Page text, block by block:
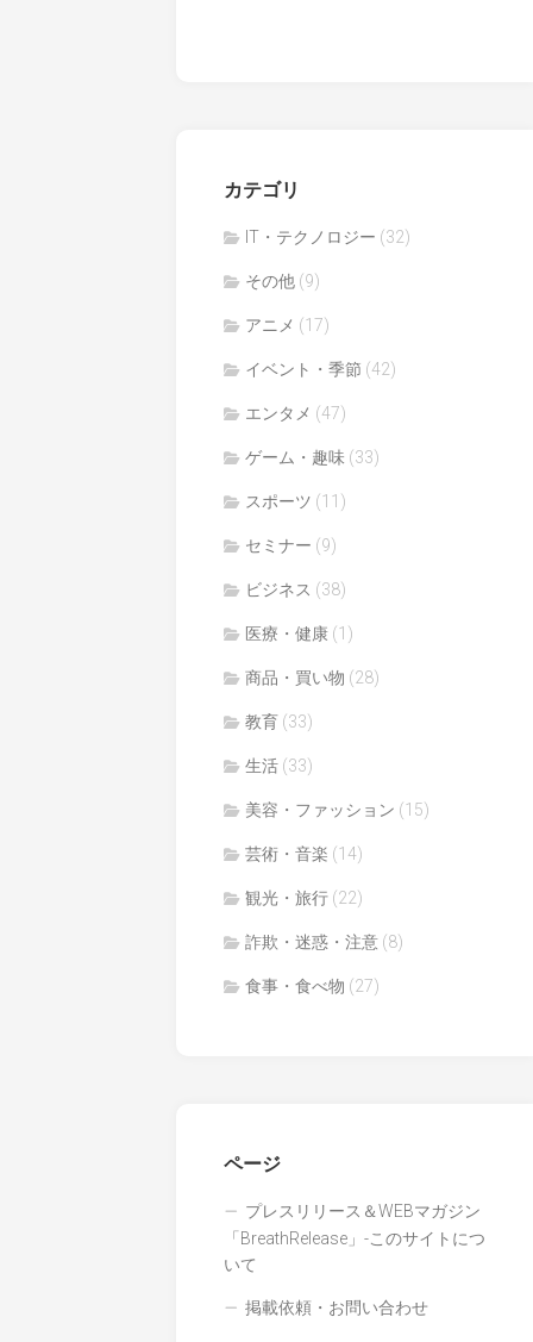
カテゴリ
IT・テクノロジー (32)
その他 (9)
アニメ (17)
イベント・季節 (42)
エンタメ (47)
ゲーム・趣味 (33)
スポーツ (11)
セミナー (9)
ビジネス (38)
医療・健康 (1)
商品・買い物 (28)
教育 (33)
生活 (33)
美容・ファッション (15)
芸術・音楽 (14)
観光・旅行 (22)
詐欺・迷惑・注意 (8)
食事・食べ物 (27)
ページ
プレスリリース＆WEBマガジン
「BreathRelease」-このサイトにつ
いて
掲載依頼・お問い合わせ